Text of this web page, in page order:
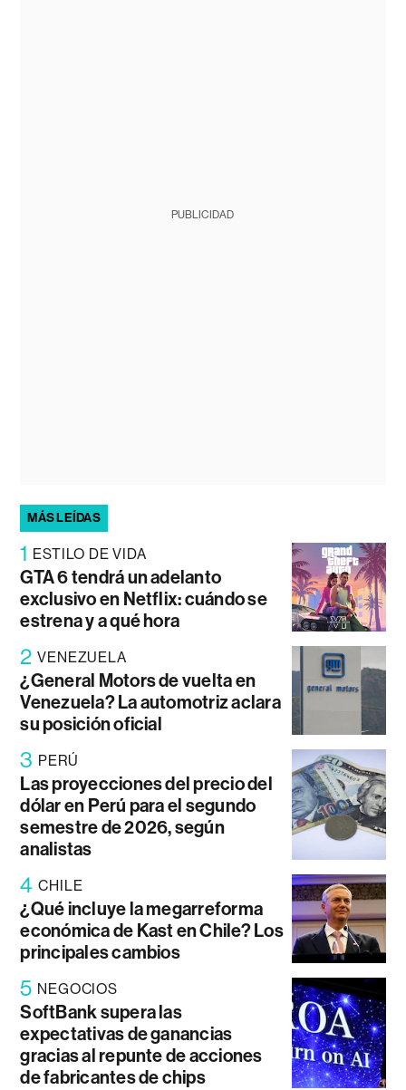
PUBLICIDAD
MÁS LEÍDAS
1 ESTILO DE VIDA
GTA 6 tendrá un adelanto
exclusivo en Netflix: cuándo se
estrena y a qué hora
2 VENEZUELA
¿General Motors de vuelta en
Venezuela? La automotriz aclara
su posición oficial
3 PERÚ
Las proyecciones del precio del
dólar en Perú para el segundo
semestre de 2026, según
analistas
4 CHILE
¿Qué incluye la megarreforma
económica de Kast en Chile? Los
principales cambios
5 NEGOCIOS
SoftBank supera las
expectativas de ganancias
gracias al repunte de acciones
de fabricantes de chips